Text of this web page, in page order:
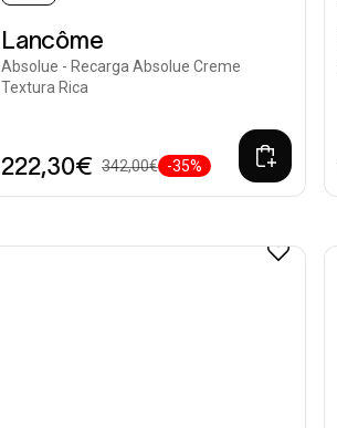
Lancôme
Absolue - Recarga Absolue Creme
Textura Rica
222,30€ 342,00€ -35%